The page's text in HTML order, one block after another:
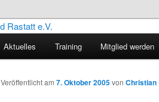
RSG Ried Rastatt
Sportliches Radfahren in Mittelbaden
Aktuelles Training Mitglied werden
Veröffentlicht am 7. Oktober 2005von Christian